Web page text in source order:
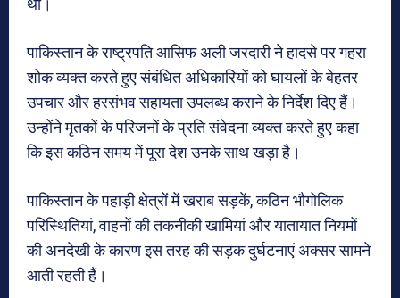
था।
पाकिस्तान के राष्ट्रपति आसिफ अली जरदारी ने हादसे पर गहरा
शोक व्यक्त करते हुए संबंधित अधिकारियों को घायलों के बेहतर
उपचार और हरसंभव सहायता उपलब्ध कराने के निर्देश दिए हैं।
उन्होंने मृतकों के परिजनों के प्रति संवेदना व्यक्त करते हुए कहा
कि इस कठिन समय में पूरा देश उनके साथ खड़ा है।
पाकिस्तान के पहाड़ी क्षेत्रों में खराब सड़कें, कठिन भौगोलिक
परिस्थितियां, वाहनों की तकनीकी खामियां और यातायात नियमों
की अनदेखी के कारण इस तरह की सड़क दुर्घटनाएं अक्सर सामने
आती रहती हैं।